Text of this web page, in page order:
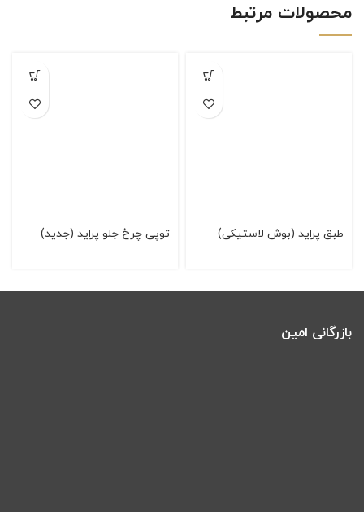
محصولات مرتبط
طبق پرايد (بوش لاستيکی) توپی چرخ جلو پرايد (جديد)
بازرگانی امین